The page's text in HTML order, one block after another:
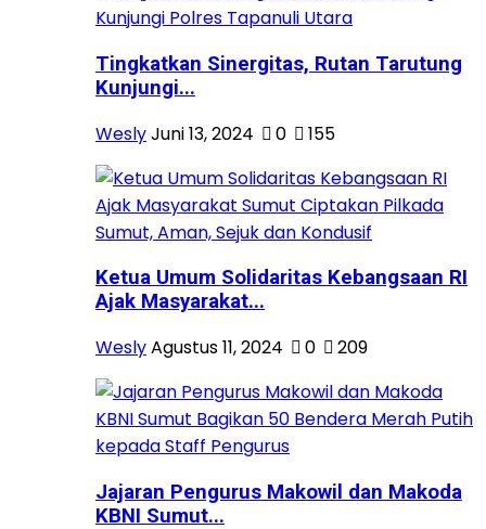
Tingkatkan Sinergitas, Rutan Tarutung
Kunjungi...
WeslyJuni 13, 2024 0 155
Ketua Umum Solidaritas Kebangsaan RI
Ajak Masyarakat...
WeslyAgustus 11, 2024 0 209
Jajaran Pengurus Makowil dan Makoda
KBNI Sumut...